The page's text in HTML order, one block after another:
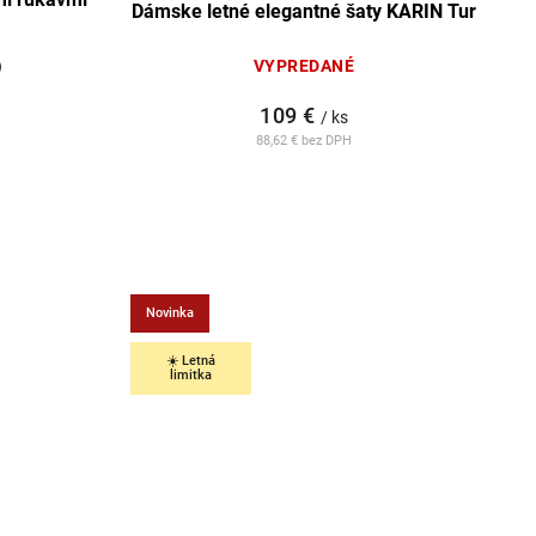
Dámske letné elegantné šaty KARIN Tur
VYPREDANÉ
88,62 € bez DPH
109 €/ ks
Novinka
☀️ Letná
limitka